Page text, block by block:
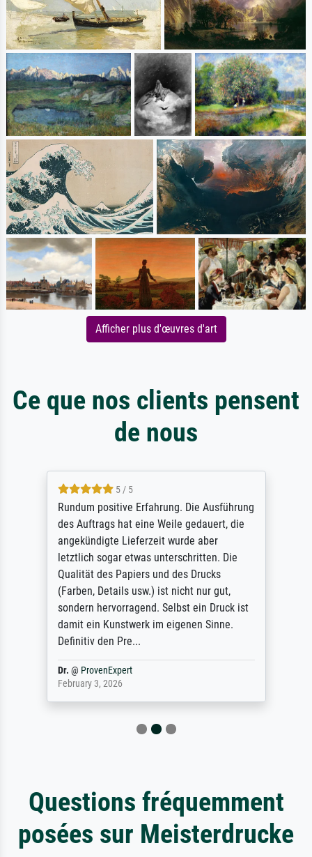
Afficher plus d'œuvres d'art
Ce que nos clients pensent
de nous
5 / 5
Rundum positive Erfahrung. Die Ausführung
des Auftrags hat eine Weile gedauert, die
angekündigte Lieferzeit wurde aber
letztlich sogar etwas unterschritten. Die
Qualität des Papiers und des Drucks
(Farben, Details usw.) ist nicht nur gut,
sondern hervorragend. Selbst ein Druck ist
damit ein Kunstwerk im eigenen Sinne.
Definitiv den Pre...
Dr. @ ProvenExpert
February 3, 2026
Questions fréquemment
posées sur Meisterdrucke